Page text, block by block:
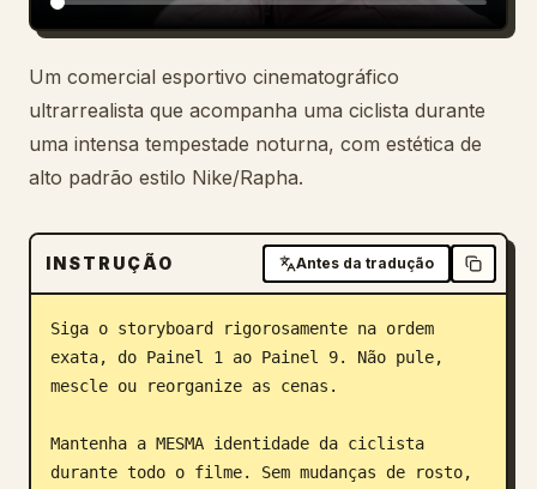
Blogue
Atualizações
Um comercial esportivo cinematográfico
ultrarrealista que acompanha uma ciclista durante
uma intensa tempestade noturna, com estética de
alto padrão estilo Nike/Rapha.
INSTRUÇÃO Antes da tradução
Siga o storyboard rigorosamente na ordem
exata, do Painel 1 ao Painel 9. Não pule,
mescle ou reorganize as cenas.
Mantenha a MESMA identidade da ciclista
durante todo o filme. Sem mudanças de rosto,